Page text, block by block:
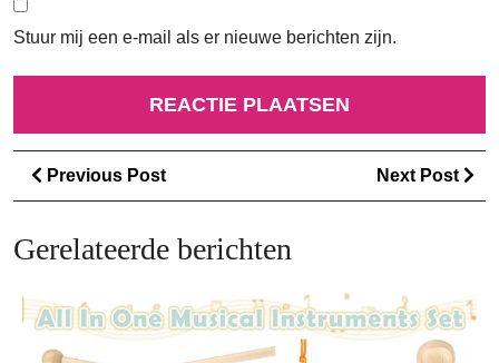
Stuur mij een e-mail als er nieuwe berichten zijn.
Berichtnavigatie
Previous PostPrevious
Post
Next Post
Gerelateerde berichten